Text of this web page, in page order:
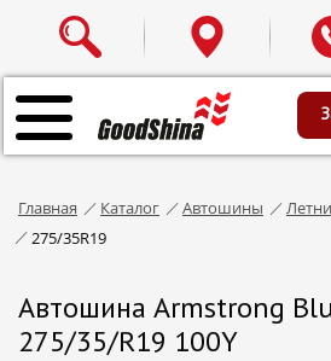
Главная Каталог Автошины
275/35R19
Автошина Armstrong
275/35/R19 100Y